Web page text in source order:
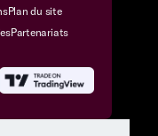
Plan du site
Partenariats